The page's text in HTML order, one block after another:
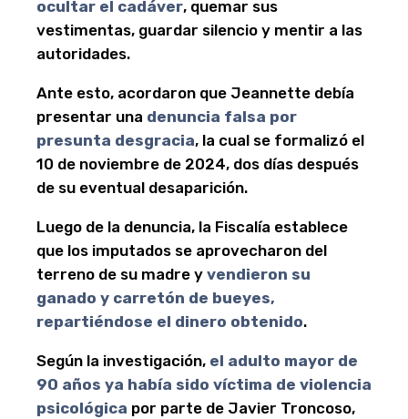
ocultar el cadáver, quemar sus
vestimentas, guardar silencio y mentir a las
autoridades.
Ante esto, acordaron que Jeannette debía
presentar una denuncia falsa por
presunta desgracia, la cual se formalizó el
10 de noviembre de 2024, dos días después
de su eventual desaparición.
Luego de la denuncia, la Fiscalía establece
que los imputados se aprovecharon del
terreno de su madre y vendieron su
ganado y carretón de bueyes,
repartiéndose el dinero obtenido.
Según la investigación, el adulto mayor de
90 años ya había sido víctima de violencia
psicológica por parte de Javier Troncoso,